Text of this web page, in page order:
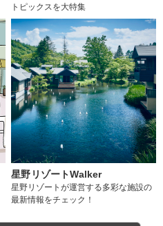
トピックスを大特集
星野リゾートWalker
星野リゾートが運営する多彩な施設の
最新情報をチェック！